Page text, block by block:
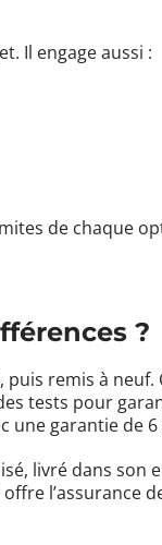
Il engage aussi :
de chaque
?
remis à
tests pour
une garantie de 6
livré dans son
l’assurance